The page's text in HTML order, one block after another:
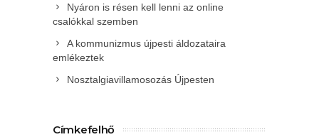
Nyáron is résen kell lenni az online
csalókkal szemben
A kommunizmus újpesti áldozataira
emlékeztek
Nosztalgiavillamosozás Újpesten
Címkefelhő